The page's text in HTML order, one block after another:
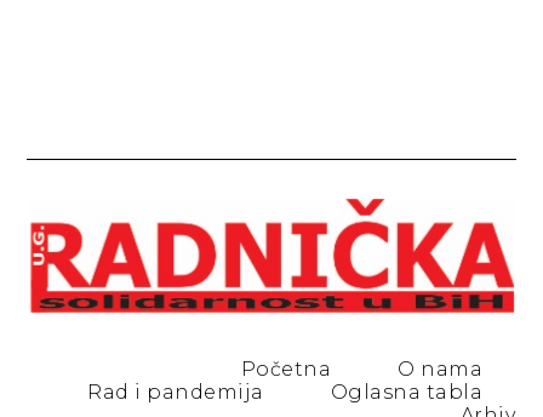
Početna
O nama
Rad i pandemija
Oglasna tabla